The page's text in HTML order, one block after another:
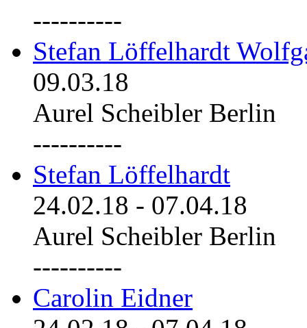
----------
Stefan Löffelhardt
09.03.18
Aurel Scheibler Berlin
----------
Stefan Löffelhardt
24.02.18 - 07.04.18
Aurel Scheibler Berlin
----------
Carolin Eidner